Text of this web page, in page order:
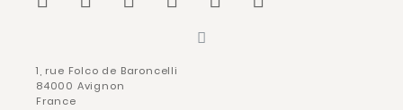
1, rue Folco de Baroncelli
84000 Avignon
France